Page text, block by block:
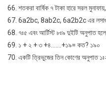
66. শতকরা বার্ষিক ৭ টাকা হারে সরল
67. 6a2bc, 8ab2c, 6a2b2c এর
68. ৭ঃ৫ এবং আর্টিস্ট ৮ঃ৯ দুইটি অনুপাত
69. ১ + ২ + ৩ +৪…….+১৯= কত? ১৯০
70. একটি ত্রিভুজের তিন কোণের অনুপাত